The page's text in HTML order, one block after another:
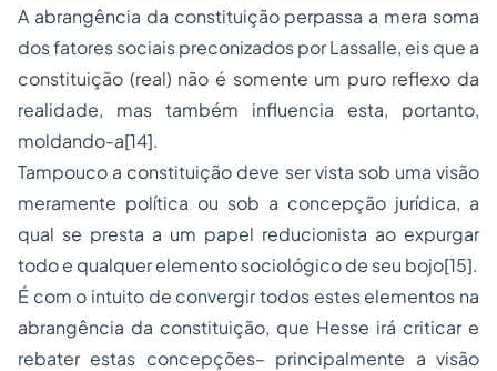
A abrangência da constituição perpassa a mera soma
dos fatores sociais preconizados por Lassalle, eis que a
constituição (real) não é somente um puro reflexo da
realidade, mas também influencia esta, portanto,
moldando-a[14].
Tampouco a constituição deve ser vista sob uma visão
meramente política ou sob a concepção jurídica, a
qual se presta a um papel reducionista ao expurgar
todo e qualquer elemento sociológico de seu bojo[15].
É com o intuito de convergir todos estes elementos na
abrangência da constituição, que Hesse irá criticar e
rebater estas concepções– principalmente a visão